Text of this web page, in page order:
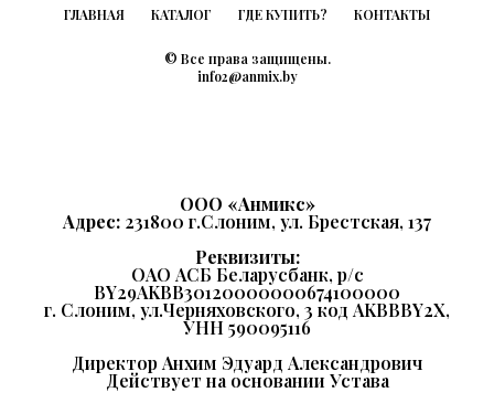
ГЛАВНАЯ КАТАЛОГ ГДЕ КУПИТЬ? КОНТАКТЫ
© Все права защищены.
info2@anmix.by
ООО «Анмикс»
Адрес: 231800 г.Слоним, ул. Брестская, 137
Реквизиты:
ОАО АСБ Беларусбанк, р/с
BY29AKBB30120000000674100000
г. Слоним, ул.Черняховского, 3 код AKBBBY2Х,
УНН 590095116
Директор Анхим Эдуард Александрович
Действует на основании Устава